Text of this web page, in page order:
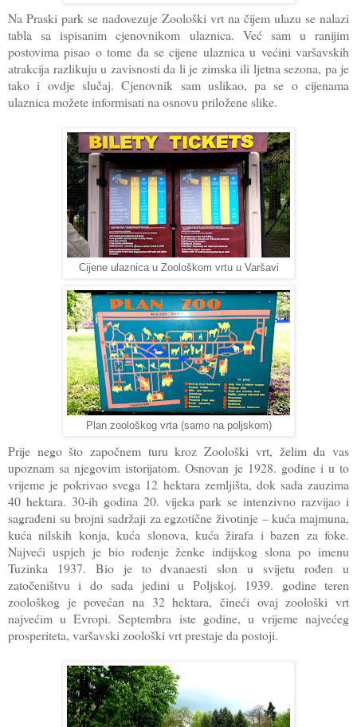
Na Praski park se nadovezuje Zoološki vrt na čijem ulazu se nalazi
tabla sa ispisanim cjenovnikom ulaznica. Već sam u ranijim
postovima pisao o tome da se cijene ulaznica u većini varšavskih
atrakcija razlikuju u zavisnosti da li je zimska ili ljetna sezona, pa je
tako i ovdje slučaj. Cjenovnik sam uslikao, pa se o cijenama
ulaznica možete informisati na osnovu priložene slike.
Cijene ulaznica u Zoološkom vrtu u Varšavi
Plan zoološkog vrta (samo na poljskom)
Prije nego što započnem turu kroz Zoološki vrt, želim da vas
upoznam sa njegovim istorijatom. Osnovan je 1928. godine i u to
vrijeme je pokrivao svega 12 hektara zemljišta, dok sada zauzima
40 hektara. 30-ih godina 20. vijeka park se intenzivno razvijao i
sagrađeni su brojni sadržaji za egzotične životinje – kuća majmuna,
kuća nilskih konja, kuća slonova, kuća žirafa i bazen za foke.
Najveći uspjeh je bio rođenje ženke indijskog slona po imenu
Tuzinka 1937. Bio je to dvanaesti slon u svijetu rođen u
zatočeništvu i do sada jedini u Poljskoj. 1939. godine teren
zoološkog je povećan na 32 hektara, čineći ovaj zoološki vrt
najvećim u Evropi. Septembra iste godine, u vrijeme najvećeg
prosperiteta, varšavski zoološki vrt prestaje da postoji.